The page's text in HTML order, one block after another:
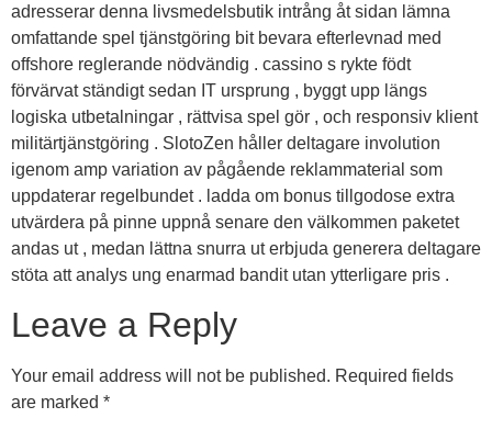
adresserar denna livsmedelsbutik intrång åt sidan lämna
omfattande spel tjänstgöring bit bevara efterlevnad med
offshore reglerande nödvändig . cassino s rykte födt
förvärvat ständigt sedan IT ursprung , byggt upp längs
logiska utbetalningar , rättvisa spel gör , och responsiv klient
militärtjänstgöring . SlotoZen håller deltagare involution
igenom amp variation av pågående reklammaterial som
uppdaterar regelbundet . ladda om bonus tillgodose extra
utvärdera på pinne uppnå senare den välkommen paketet
andas ut , medan lättna snurra ut erbjuda generera deltagare
stöta att analys ung enarmad bandit utan ytterligare pris .
Leave a Reply
Your email address will not be published. Required fields
are marked *